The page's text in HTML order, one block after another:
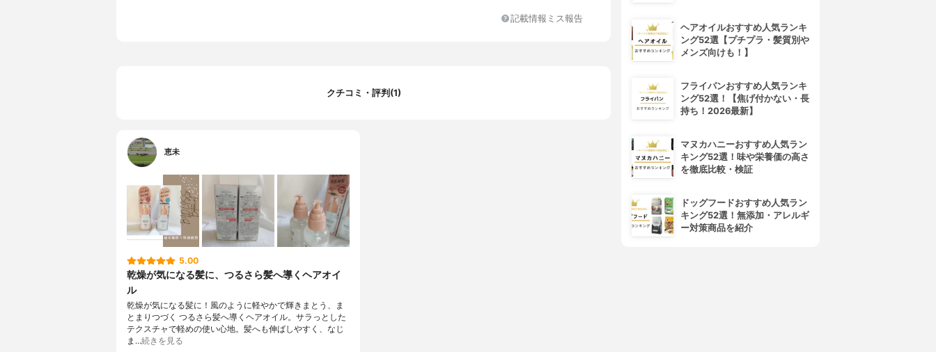
記載情報ミス報告
クチコミ・評判(1)
恵未
5.00
乾燥が気になる髪に、つるさら髪へ導くヘアオイ
ル
乾燥が気になる髪に！風のように軽やかで輝きまとう、ま
とまりつづく つるさら髪へ導くヘアオイル。サラっとした
テクスチャで軽めの使い心地。髪へも伸ばしやすく、なじ
ま…続きを見る
ヘアオイルおすすめ人気ランキ
ング52選【プチプラ・髪質別や
メンズ向けも！】
フライパンおすすめ人気ランキ
ング52選！【焦げ付かない・長
持ち！2026最新】
マヌカハニーおすすめ人気ラン
キング52選！味や栄養価の高さ
を徹底比較・検証
ドッグフードおすすめ人気ラン
キング52選！無添加・アレルギ
ー対策商品を紹介